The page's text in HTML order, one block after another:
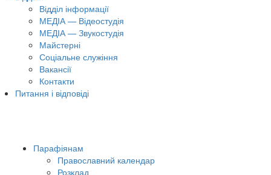
Відділ інформації
МЕДІА — Відеостудія
МЕДІА — Звукостудія
Майстерні
Соціальне служіння
Вакансії
Контакти
Питання і відповіді
Парафіянам
Православний календар
Розклад